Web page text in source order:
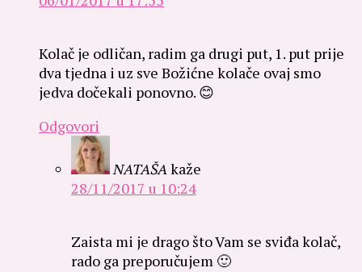
Kolač je odličan, radim ga drugi put, 1. put prije
dva tjedna i uz sve Božićne kolače ovaj smo
jedva dočekali ponovno. 😊
Odgovori
NATAŠAkaže
28/11/2017 u 10:24
Zaista mi je drago što Vam se sviđa kolač,
rado ga preporučujem 🙂